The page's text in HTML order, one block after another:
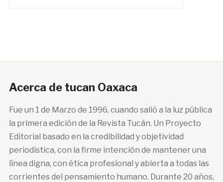
Acerca de tucan Oaxaca
Fue un 1 de Marzo de 1996, cuando salió a la luz pública
la primera edición de la Revista Tucán. Un Proyecto
Editorial basado en la credibilidad y objetividad
periodística, con la firme intención de mantener una
línea digna, con ética profesional y abierta a todas las
corrientes del pensamiento humano. Durante 20 años,